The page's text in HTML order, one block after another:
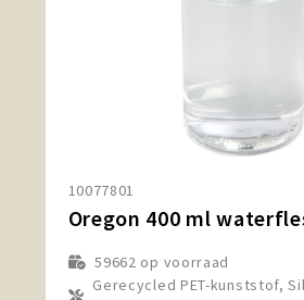
10077801
59662 op voorraad
Gerecycled PET-kunststof,